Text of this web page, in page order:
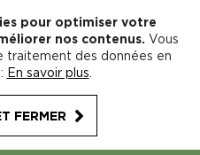
pour optimiser votre
nos contenus. Vous
traitement des données en
En savoir plus
FERMER